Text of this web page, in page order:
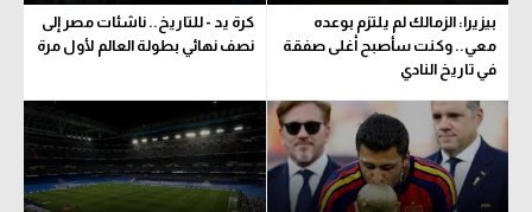
بيزيرا: الزمالك لم يلتزم بوعده
معي.. وكنت سأصبح أغلى صفقة
في تاريخ النادي
كرة يد - للتاريخ.. ناشئات مصر إلى
نصف نهائي بطولة العالم لأول مرة